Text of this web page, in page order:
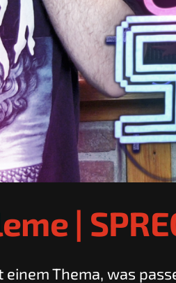
|
Thema, was